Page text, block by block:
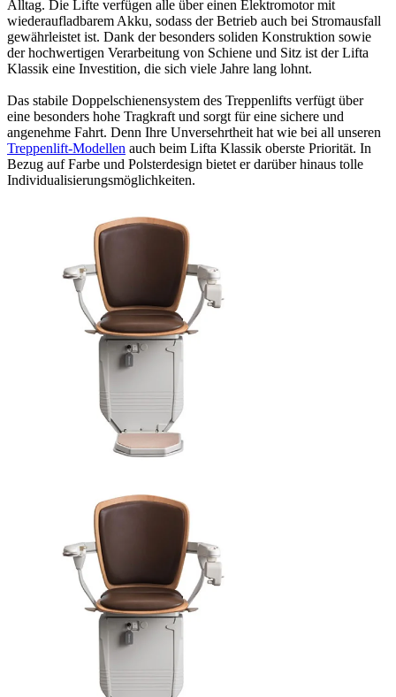
Alltag. Die Lifte verfügen alle über einen Elektromotor mit
wiederaufladbarem Akku, sodass der Betrieb auch bei Stromausfall
gewährleistet ist. Dank der besonders soliden Konstruktion sowie
der hochwertigen Verarbeitung von Schiene und Sitz ist der Lifta
Klassik eine Investition, die sich viele Jahre lang lohnt.
Das stabile Doppelschienensystem des Treppenlifts verfügt über
eine besonders hohe Tragkraft und sorgt für eine sichere und
angenehme Fahrt. Denn Ihre Unversehrtheit hat wie bei all unseren
Treppenlift-Modellen auch beim Lifta Klassik oberste Priorität. In
Bezug auf Farbe und Polsterdesign bietet er darüber hinaus tolle
Individualisierungsmöglichkeiten.